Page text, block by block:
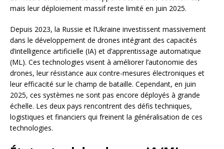
mais leur déploiement massif reste limité en juin 2025.
Depuis 2023, la Russie et l’Ukraine investissent massivement
dans le développement de drones intégrant des capacités
d’intelligence artificielle (IA) et d’apprentissage automatique
(ML). Ces technologies visent à améliorer l’autonomie des
drones, leur résistance aux contre-mesures électroniques et
leur efficacité sur le champ de bataille. Cependant, en juin
2025, ces systèmes ne sont pas encore déployés à grande
échelle. Les deux pays rencontrent des défis techniques,
logistiques et financiers qui freinent la généralisation de ces
technologies.